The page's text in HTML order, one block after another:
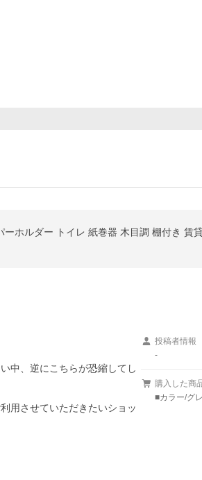
ホルダー トイレ 紙巻器 木目調 棚付き 賃
中、逆にこちらが恐縮してし
用させていただきたいショッ
投稿者情報
-
購入した商
■カラー/グ